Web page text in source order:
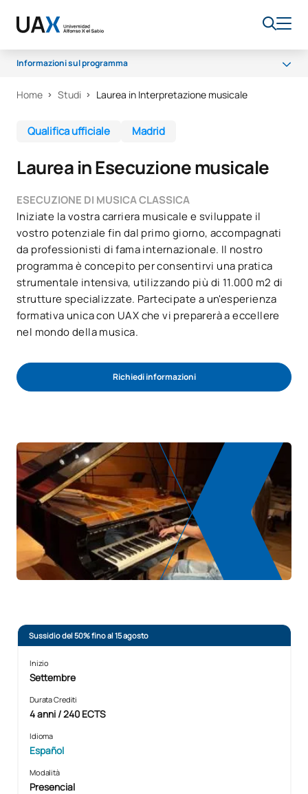
Informazioni sul programma
Perché UAX
Accesso
Opportunità di carriera
Borse di studio
Home Studi Laurea in Interpretazione musicale
Qualifica ufficiale Madrid
Laurea in Esecuzione musicale
ESECUZIONE DI MUSICA CLASSICA
Iniziate la vostra carriera musicale e sviluppate il
vostro potenziale fin dal primo giorno, accompagnati
da professionisti di fama internazionale. Il nostro
programma è concepito per consentirvi una pratica
strumentale intensiva, utilizzando più di 11.000 m2 di
strutture specializzate. Partecipate a un'esperienza
formativa unica con UAX che vi preparerà a eccellere
nel mondo della musica.
Richiedi informazioni
Sussidio del 50% fino al 15 agosto
Inizio
Settembre
Durata Crediti
4 anni / 240 ECTS
Idioma
Español
Modalità
Presencial